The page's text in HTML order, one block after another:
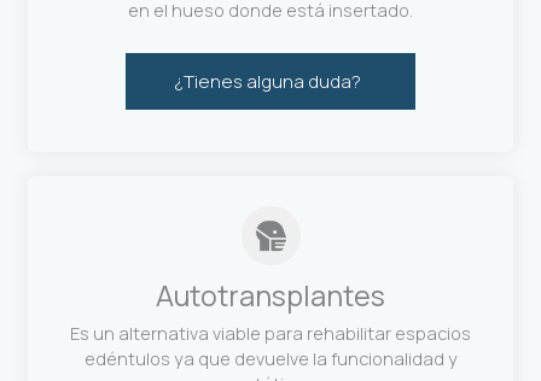
en el hueso donde está insertado.
¿Tienes alguna duda?
Autotransplantes
Es un alternativa viable para rehabilitar espacios
edéntulos ya que devuelve la funcionalidad y